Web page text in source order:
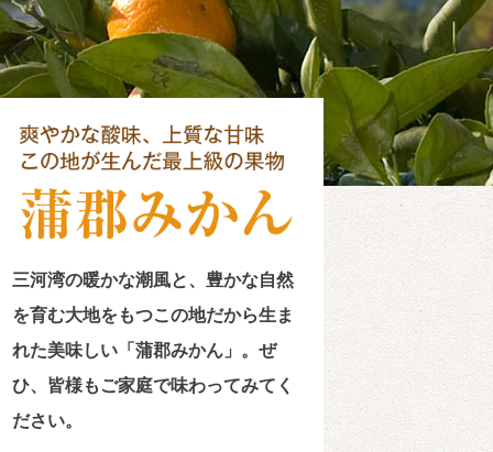
三河湾の暖かな潮風と、豊かな自然
を育む大地をもつこの地だから生ま
れた美味しい「蒲郡みかん」。ぜ
ひ、皆様もご家庭で味わってみてく
ださい。